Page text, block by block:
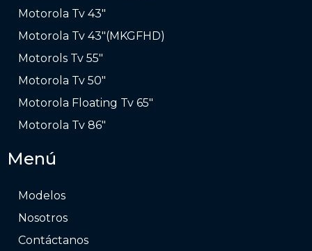
Motorola Tv 43″
Motorola Tv 43″(MKGFHD)
Motorols Tv 55″
Motorola Tv 50″
Motorola Floating Tv 65″
Motorola Tv 86″
Menú
Modelos
Nosotros
Contáctanos